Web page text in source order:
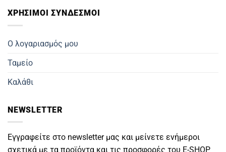
ΧΡΗΣΙΜΟΙ ΣΥΝΔΕΣΜΟΙ
Ο λογαριασμός μου
Ταμείο
Καλάθι
NEWSLETTER
Εγγραφείτε στο newsletter μας και μείνετε ενήμεροι
σχετικά με τα προϊόντα και τις προσφορές του E-SHOP